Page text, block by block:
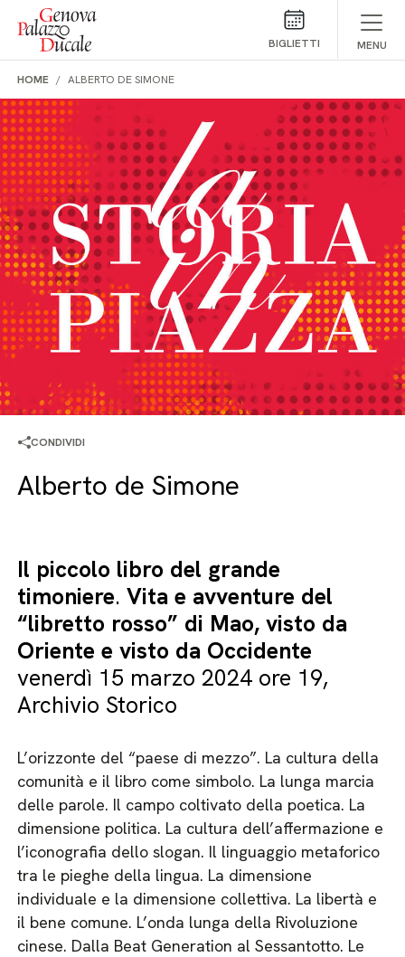
Salta al contenuto
BIGLIETTI MENU
HOME ALBERTO DE SIMONE
CONDIVIDI
Alberto de Simone
Il piccolo libro del grande
timoniere.Vita e avventure del
“libretto rosso” di Mao, visto da
Oriente e visto da Occidente
venerdì 15 marzo 2024 ore 19,
Archivio Storico
L’orizzonte del “paese di mezzo”. La cultura della
comunità e il libro come simbolo. La lunga marcia
delle parole. Il campo coltivato della poetica. La
dimensione politica. La cultura dell’affermazione e
l’iconografia dello slogan. Il linguaggio metaforico
tra le pieghe della lingua. La dimensione
individuale e la dimensione collettiva. La libertà e
il bene comune. L’onda lunga della Rivoluzione
cinese. Dalla Beat Generation al Sessantotto. Le